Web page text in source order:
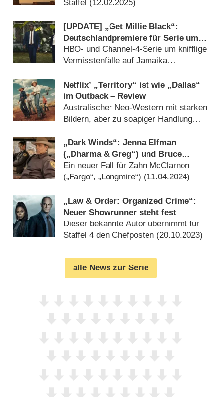
Staffel (12.02.2025)
[UPDATE] „Get Millie Black“:
Deutschlandpremiere für Serie um
eigenwillige Ex-Scotland-Yard-
Ermittlerin
HBO- und Channel-4-Serie um knifflige
Vermisstenfälle auf Jamaika
Netflix’ „Territory“ ist wie „Dallas“
im Outback – Review
Australischer Neo-Western mit starken
Bildern, aber zu soapiger Handlung
„Dark Winds“: Jenna Elfman
(„Dharma & Greg“) und Bruce
Greenwood („Star Trek“) in Staffel
drei dabei
Ein neuer Fall für Zahn McClarnon
(„Fargo“, „Longmire“) (11.04.2024)
„Law & Order: Organized Crime“:
Neuer Showrunner steht fest
Dieser bekannte Autor übernimmt für
Staffel 4 den Chefposten (20.10.2023)
alle News zur Serie